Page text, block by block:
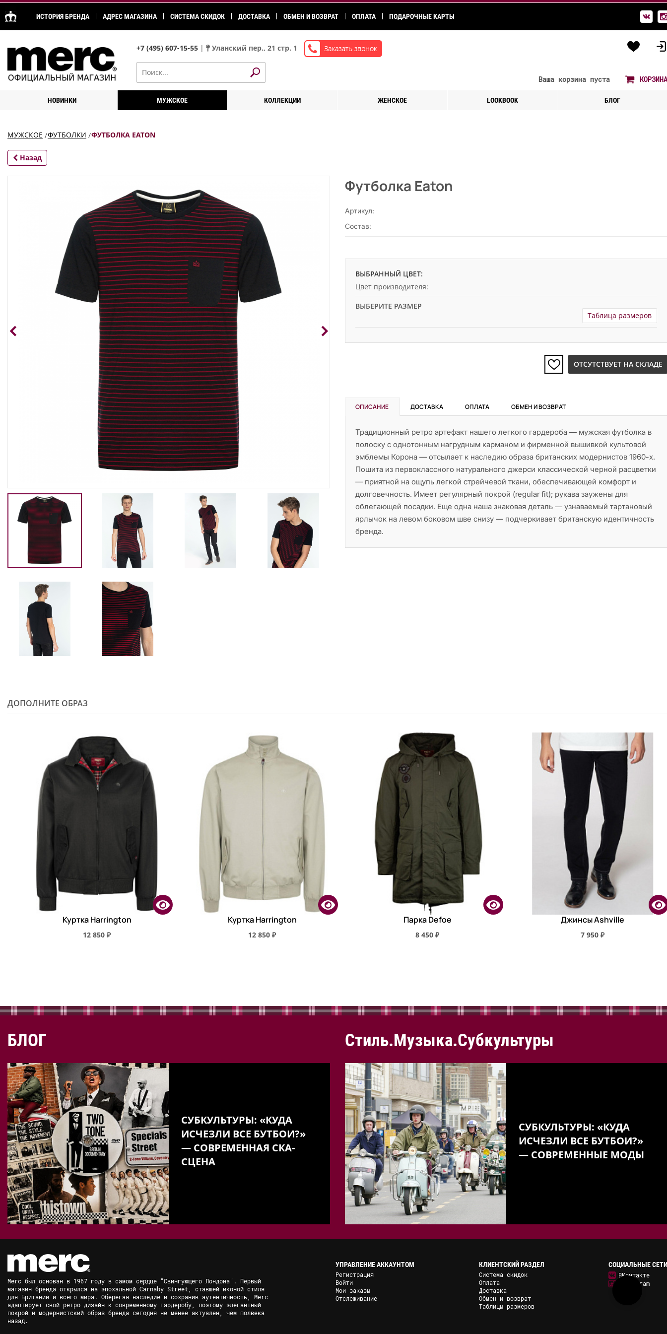
ИСТОРИЯ БРЕНДА АДРЕС МАГАЗИНА СИСТЕМА СКИДОК ДОСТАВКА ОБМЕН И ВОЗВРАТ ОПЛАТА ПОДАРОЧНЫЕ КАРТЫ
+7 (495) 607-15-55 | Уланский пер., 21 стр. 1
Ваша корзина пуста КОРЗИНА
НОВИНКИ МУЖСКОЕ КОЛЛЕКЦИИ ЖЕНСКОЕ LOOKBOOK БЛОГ
МУЖСКОЕ ФУТБОЛКИ ФУТБОЛКА EATON
Назад
Футболка Eaton
Артикул:
Состав:
ВЫБРАННЫЙ ЦВЕТ:
Цвет производителя:
ВЫБЕРИТЕ РАЗМЕР
Таблица размеров
ОТСУТСТВУЕТ НА СКЛАДЕ
ОПИСАНИЕ ДОСТАВКА ОПЛАТА ОБМЕН И ВОЗВРАТ
Традиционный ретро артефакт нашего легкого гардероба — мужская футболка в
полоску с однотонным нагрудным карманом и фирменной вышивкой культовой
эмблемы Корона — отсылает к наследию образа британских модернистов 1960-х.
Пошита из первоклассного натурального джерси классической черной расцветки
— приятной на ощупь легкой стрейчевой ткани, обеспечивающей комфорт и
долговечность. Имеет регулярный покрой (regular fit); рукава заужены для
облегающей посадки. Еще одна наша знаковая деталь — узнаваемый тартановый
ярлычок на левом боковом шве снизу — подчеркивает британскую идентичность
бренда.
ДОПОЛНИТЕ ОБРАЗ
Куртка Harrington
12 850 ₽
Куртка Harrington
12 850 ₽
Парка Defoe
8 450 ₽
Джинсы Ashville
7 950 ₽
БЛОГ
СУБКУЛЬТУРЫ: «КУДА
ИСЧЕЗЛИ ВСЕ БУТБОИ?»
— СОВРЕМЕННАЯ СКА-
СЦЕНА
Стиль.Музыка.Субкультуры
СУБКУЛЬТУРЫ: «КУДА
ИСЧЕЗЛИ ВСЕ БУТБОИ?»
— СОВРЕМЕННЫЕ МОДЫ
Merc был основан в 1967 году в самом сердце "Свингующего Лондона". Первый
магазин бренда открылся на эпохальной Carnaby Street, ставшей иконой стиля
для Британии и всего мира. Оберегая наследие и сохранив аутентичность, Merc
адаптирует свой ретро дизайн к современному гардеробу, поэтому элегантный
покрой и модернистский образ бренда сегодня не менее актуален, чем полвека
назад.
УПРАВЛЕНИЕ АККАУНТОМ
Регистрация
Войти
Мои заказы
Отслеживание
КЛИЕНТСКИЙ РАЗДЕЛ
Система скидок
Оплата
Доставка
Обмен и возврат
Таблицы размеров
СОЦИАЛЬНЫЕ СЕТИ
ВКонтакте
Instagram